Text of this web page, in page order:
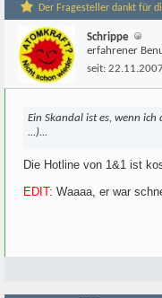
Der Fragesteller dankt für
Schrippe
erfahrener
seit:
Ein Skandal ist es, wenn
...)...
Die Hotline von 1&1 ist
EDIT: Waaaa, er war